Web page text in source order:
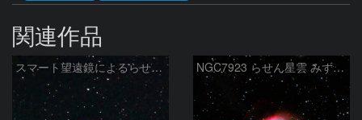
関連作品
スマート望遠鏡によるらせん星雲 NGC7923 らせん星雲 みずがめ座